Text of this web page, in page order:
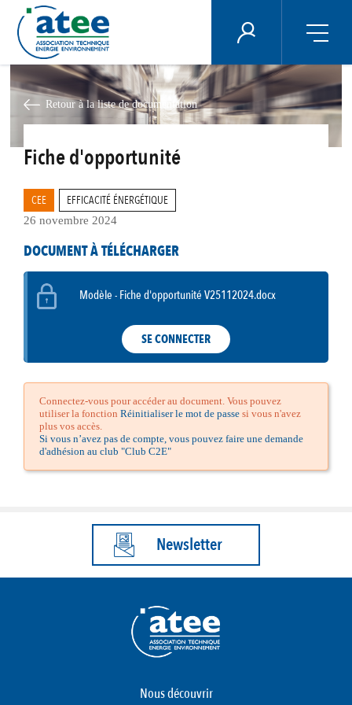
au
contenu
principal
ÉNERGIE PLUS
Retour à la liste de documentation
Fiche d'opportunité
CEE EFFICACITÉ ÉNERGÉTIQUE
26 novembre 2024
DOCUMENT À TÉLÉCHARGER
Modèle - Fiche d'opportunité V25112024.docx
SE CONNECTER
Connectez-vous pour accéder au document. Vous pouvez
utiliser la fonction Réinitialiser le mot de passesi vous n'avez
plus vos accès.
Si vous n’avez pas de compte, vous pouvez faire une demande
d'adhésion au club "Club C2E"
Newsletter
Nous découvrir
Panneau de gestion des cookies